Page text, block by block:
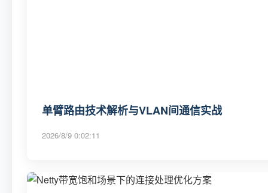
单臂路由技术解析与VLAN间通信实战
2026/8/9 0:02:11